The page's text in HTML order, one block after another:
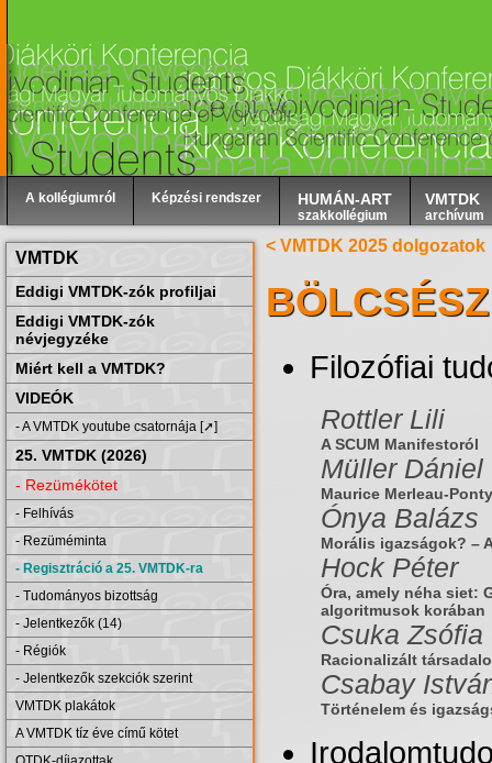
A kollégiumról Képzési rendszer HUMÁN-ART
szakkollégium
VMTDK
archívum
VMTDK
Eddigi VMTDK-zók profiljai
Eddigi VMTDK-zók
névjegyzéke
Miért kell a VMTDK?
VIDEÓK
- A VMTDK youtube csatornája [➚]
25. VMTDK (2026)
- Rezümékötet
- Felhívás
- Rezüméminta
- Regisztráció a 25. VMTDK-ra
- Tudományos bizottság
- Jelentkezők (14)
- Régiók
- Jelentkezők szekciók szerint
VMTDK plakátok
A VMTDK tíz éve című kötet
< VMTDK 2025 dolgozatok
Filozófiai
Rottler Lili
A SCUM Manifestoról
Müller Dániel
Maurice Merleau-
Ónya Balázs
Morális igazságok? –
Hock Péter
Óra, amely néha siet:
algoritmusok korában
Csuka Zsófia
Racionalizált
Csabay
Történelem és